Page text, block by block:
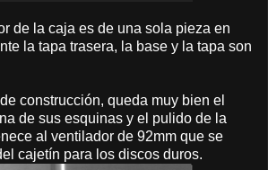
de la caja es de una sola pieza en
la tapa trasera, la base y la tapa son
construcción, queda muy bien el
de sus esquinas y el pulido de la
al ventilador de 92mm que se
cajetín para los discos duros.